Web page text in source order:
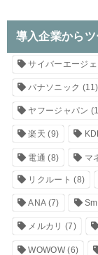
導入企業から
サイバーエージェ
パナソニック (11)
ヤフージャパン
楽天 (9)
電通 (8) マ
リクルート (8)
ANA(7)
メルカリ (7)
WOWOW(6)